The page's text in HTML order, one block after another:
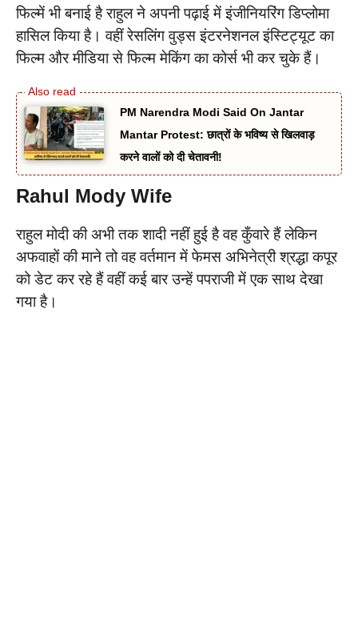
फिल्में भी बनाई है राहुल ने अपनी पढ़ाई में इंजीनियरिंग डिप्लोमा
हासिल किया है। वहीं रेसलिंग वुड्स इंटरनेशनल इंस्टिट्यूट का
फिल्म और मीडिया से फिल्म मेकिंग का कोर्स भी कर चुके हैं।
PM Narendra Modi Said On Jantar
Mantar Protest: छात्रों के भविष्य से खिलवाड़
करने वालों को दी चेतावनी!
Rahul Mody Wife
राहुल मोदी की अभी तक शादी नहीं हुई है वह कुँवारे हैं लेकिन
अफवाहों की माने तो वह वर्तमान में फेमस अभिनेत्री श्रद्धा कपूर
को डेट कर रहे हैं वहीं कई बार उन्हें पपराजी में एक साथ देखा
गया है।